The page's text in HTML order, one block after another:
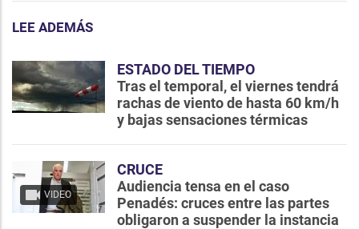
LEE ADEMÁS
ESTADO DEL TIEMPO
Tras el temporal, el viernes tendrá
rachas de viento de hasta 60 km/h
y bajas sensaciones térmicas
VIDEO
CRUCE
Audiencia tensa en el caso
Penadés: cruces entre las partes
obligaron a suspender la instancia